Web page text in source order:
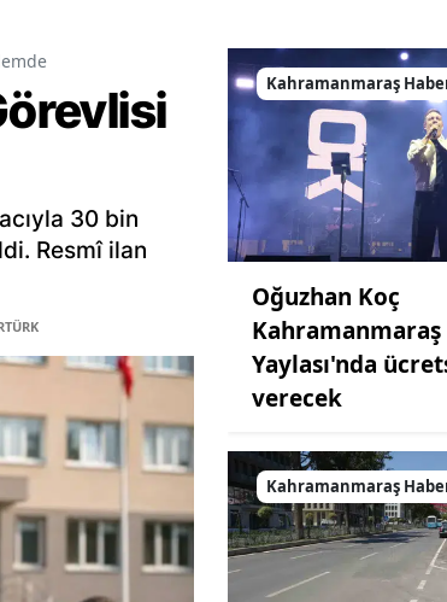
30 bin
Resmî ilan
Kahramanmaraş
Oğuzhan Koç
Kahramanmaraş
Yaylası'nda
verecek
Kahramanmaraş